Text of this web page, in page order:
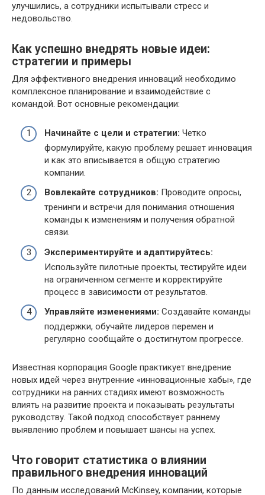
улучшились, а сотрудники испытывали стресс и
недовольство.
Как успешно внедрять новые идеи:
стратегии и примеры
Для эффективного внедрения инноваций необходимо
комплексное планирование и взаимодействие с
командой. Вот основные рекомендации:
Начинайте с цели и стратегии: Четко
формулируйте, какую проблему решает инновация
и как это вписывается в общую стратегию
компании.
Вовлекайте сотрудников: Проводите опросы,
тренинги и встречи для понимания отношения
команды к изменениям и получения обратной
связи.
Экспериментируйте и адаптируйтесь:
Используйте пилотные проекты, тестируйте идеи
на ограниченном сегменте и корректируйте
процесс в зависимости от результатов.
Управляйте изменениями: Создавайте команды
поддержки, обучайте лидеров перемен и
регулярно сообщайте о достигнутом прогрессе.
Известная корпорация Google практикует внедрение
новых идей через внутренние «инновационные хабы», где
сотрудники на ранних стадиях имеют возможность
влиять на развитие проекта и показывать результаты
руководству. Такой подход способствует раннему
выявлению проблем и повышает шансы на успех.
Что говорит статистика о влиянии
правильного внедрения инноваций
По данным исследований McKinsey, компании, которые